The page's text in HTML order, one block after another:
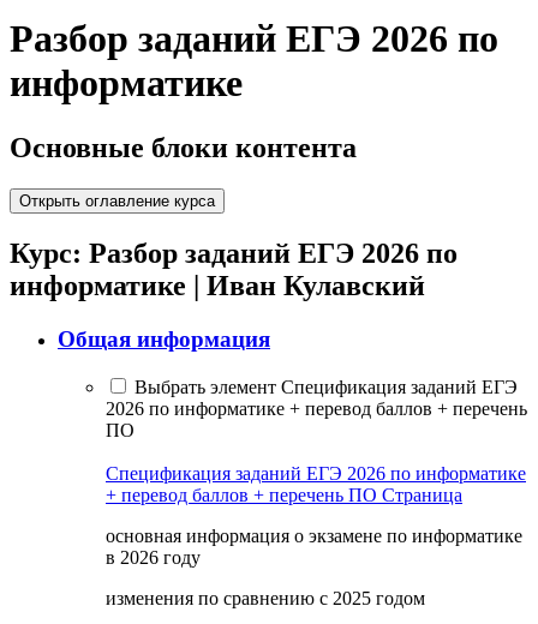
Разбор заданий ЕГЭ 2026 по
информатике
Основные блоки контента
Открыть оглавление курса
Курс: Разбор заданий ЕГЭ 2026 по
информатике | Иван Кулавский
Общая информация
Выбрать элемент Спецификация заданий ЕГЭ
2026 по информатике + перевод баллов + перечень
ПО
Спецификация заданий ЕГЭ 2026 по информатике
+ перевод баллов + перечень ПО Страница
основная информация о экзамене по информатике
в 2026 году
изменения по сравнению с 2025 годом